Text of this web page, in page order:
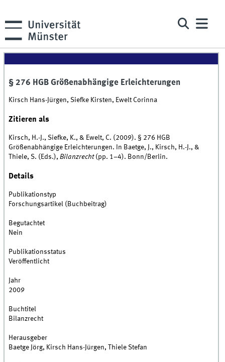
§ 276 HGB Größenabhängige Erleichterungen
Kirsch Hans-Jürgen, Siefke Kirsten, Ewelt Corinna
Zitieren als
Kirsch, H.-J., Siefke, K., & Ewelt, C. (2009). § 276 HGB
Größenabhängige Erleichterungen. In Baetge, J., Kirsch, H.-J., &
Thiele, S. (Eds.),Bilanzrecht(pp. 1–4). Bonn/Berlin.
Details
Publikationstyp
Forschungsartikel (Buchbeitrag)
Begutachtet
Nein
Publikationsstatus
Veröffentlicht
Jahr
2009
Buchtitel
Bilanzrecht
Herausgeber
Baetge Jörg, Kirsch Hans-Jürgen, Thiele Stefan